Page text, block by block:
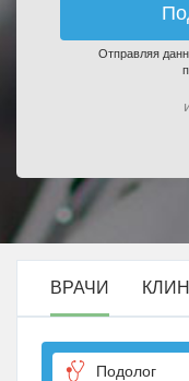
Отправляя
ВРАЧИ
Подолог